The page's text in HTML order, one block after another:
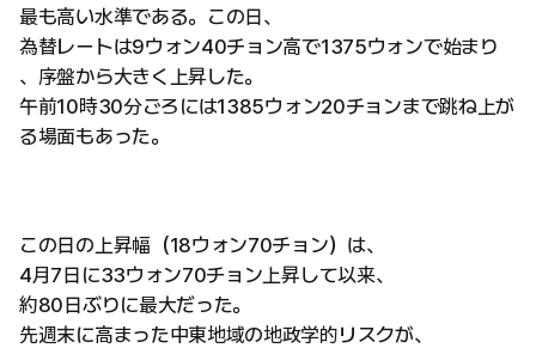
最も高い水準である。この日、
為替レートは9ウォン40チョン高で1375ウォンで始まり
、序盤から大きく上昇した。
午前10時30分ごろには1385ウォン20チョンまで跳ね上が
る場面もあった。
この日の上昇幅（18ウォン70チョン）は、
4月7日に33ウォン70チョン上昇して以来、
約80日ぶりに最大だった。
先週末に高まった中東地域の地政学的リスクが、